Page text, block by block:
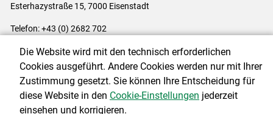
Esterhazystraße 15, 7000 Eisenstadt
Telefon: +43 (0) 2682 702
Impressum|Kontakt|Datenschutzerklärung|Barrierefreiheit|
Cookie-Einstellungen
Die Website wird mit den technisch erforderlichen
Cookies ausgeführt. Andere Cookies werden nur mit Ihrer
Zustimmung gesetzt. Sie können Ihre Entscheidung für
diese Website in den Cookie-Einstellungen jederzeit
einsehen und korrigieren.